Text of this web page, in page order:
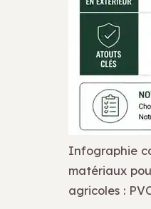
Infographie
matériaux
agricoles :